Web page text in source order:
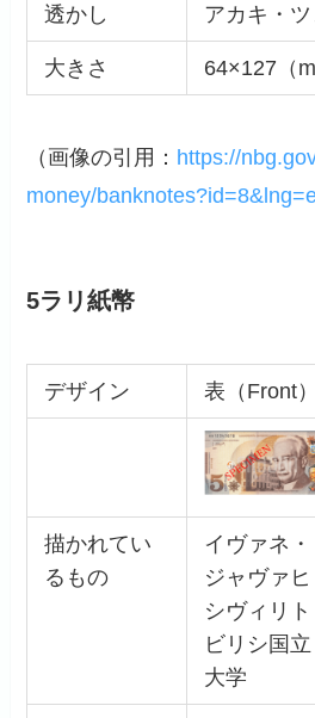
透かし アカキ・ツ
大きさ 64×127（
（画像の引用： https://
money/
5ラリ紙幣
デザイン 表（Front）
描かれてい
るもの
イヴァネ・
ジャヴァヒ
シヴィリト
ビリシ国立
大学